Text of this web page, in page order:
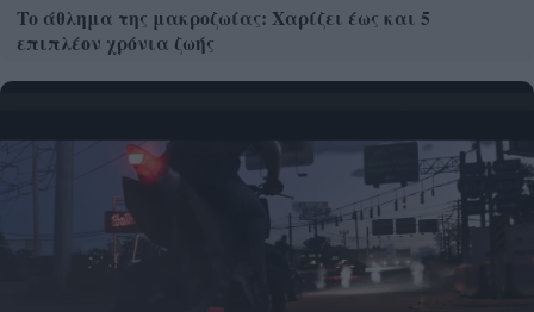
Το άθλημα της μακροζωίας: Χαρίζει έως και 5
επιπλέον χρόνια ζωής